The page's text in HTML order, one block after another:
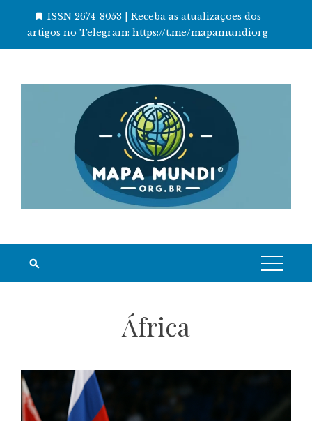
ISSN 2674-8053 | Receba as atualizações dos
artigos no Telegram: https://t.me/mapamundiorg
África